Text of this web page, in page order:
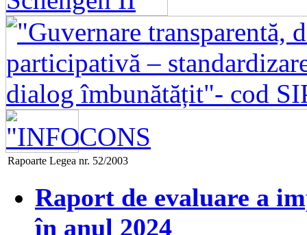
Rapoarte Legea nr. 52/2003
Raport de evaluare a
în anul 2024